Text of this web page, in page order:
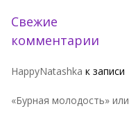
Свежие
комментарии
HappyNatashka к записи
«Бурная молодость» или